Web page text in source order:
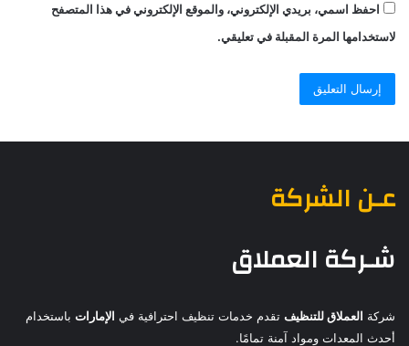
احفظ اسمي، بريدي الإلكتروني، والموقع الإلكتروني في هذا المتصفح
لاستخدامها المرة المقبلة في تعليقي.
عـن الشركة
شـركة العملاق
شركة العملاق للتنظيف تقدم خدمات تنظيف احترافية في الإمارات باستخدام
أحدث المعدات ومواد آمنة تمامًا.